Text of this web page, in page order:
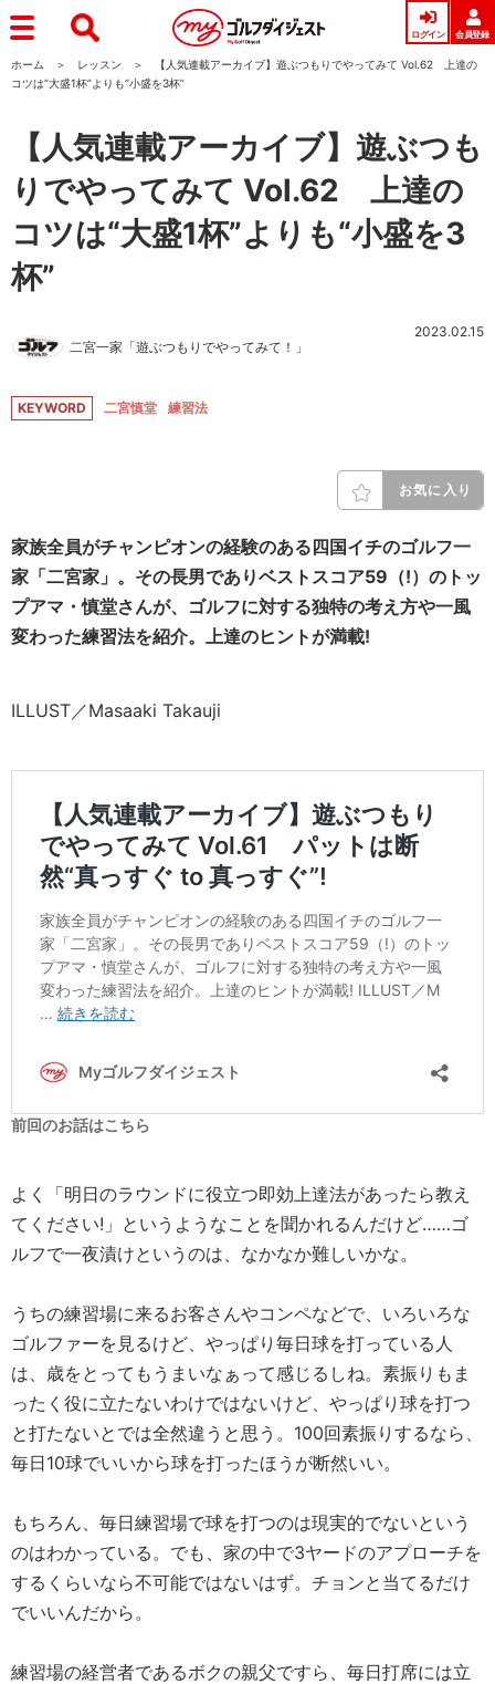
ログイン 会員登録
ホーム レッスン
【人気連載アーカイブ】遊ぶつもりでやってみて Vol.62 上達の
コツは“大盛1杯”よりも“小盛を3杯”
【人気連載アーカイブ】遊ぶつも
りでやってみて Vol.62 上達の
コツは“大盛1杯”よりも“小盛を3
杯”
二宮一家「遊ぶつもりでやってみて！」
2023.02.15
KEYWORD 二宮慎堂 練習法
お気に入り
家族全員がチャンピオンの経験のある四国イチのゴルフ一
家「二宮家」。その長男でありベストスコア59（!）のトッ
プアマ・慎堂さんが、ゴルフに対する独特の考え方や一風
変わった練習法を紹介。上達のヒントが満載!
ILLUST／Masaaki Takauji
前回のお話はこちら
よく「明日のラウンドに役立つ即効上達法があったら教え
てください!」というようなことを聞かれるんだけど……ゴ
ルフで一夜漬けというのは、なかなか難しいかな。
うちの練習場に来るお客さんやコンペなどで、いろいろな
ゴルファーを見るけど、やっぱり毎日球を打っている人
は、歳をとってもうまいなぁって感じるしね。素振りもま
ったく役に立たないわけではないけど、やっぱり球を打つ
と打たないとでは全然違うと思う。100回素振りするなら、
毎日10球でいいから球を打ったほうが断然いい。
もちろん、毎日練習場で球を打つのは現実的でないという
のはわかっている。でも、家の中で3ヤードのアプローチを
するくらいなら不可能ではないはず。チョンと当てるだけ
でいいんだから。
練習場の経営者であるボクの親父ですら、毎日打席には立